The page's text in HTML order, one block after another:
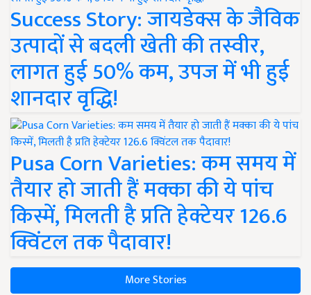
Success Story: जायडेक्स के जैविक
उत्पादों से बदली खेती की तस्वीर,
लागत हुई 50% कम, उपज में भी हुई
शानदार वृद्धि!
Pusa Corn Varieties: कम समय में
तैयार हो जाती हैं मक्का की ये पांच
किस्में, मिलती है प्रति हेक्टेयर 126.6
क्विंटल तक पैदावार!
More Stories